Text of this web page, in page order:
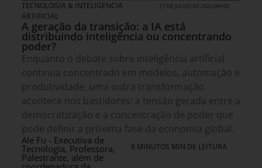
TECNOLOGIA & INTELIGENCIA
ARTIFICIAL
27 DE JULHO DE 2026 08H00
A geração da transição: a IA está
distribuindo inteligência ou concentrando
poder?
Enquanto o debate sobre inteligência artificial
continua concentrado em modelos, automação e
produtividade, uma outra transformação
acontece nos bastidores: a tensão gerada entre a
democratização e a concentração de poder que
pode definir a próxima fase da economia global.
Ale Fu - Executiva de
Tecnologia, Professora,
Palestrante, além de
8 MINUTOS MIN DE LEITURA